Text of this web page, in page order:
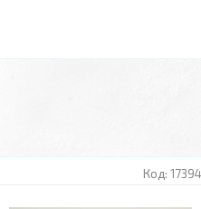
17394